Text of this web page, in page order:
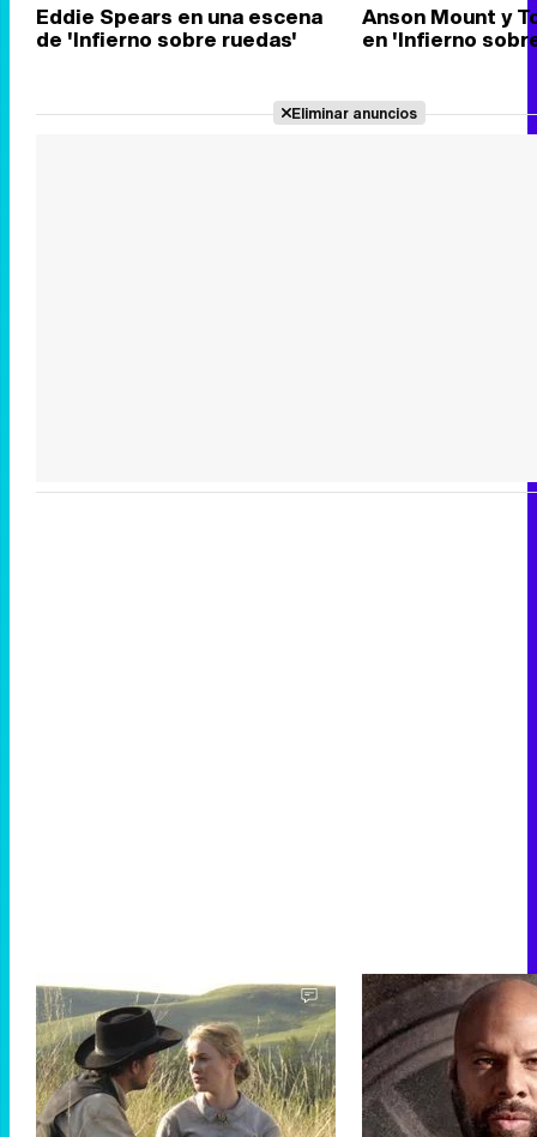
Eddie Spears en una escena
de 'Infierno sobre ruedas'
Anson Mount y
en 'Infierno
Eliminar anuncios